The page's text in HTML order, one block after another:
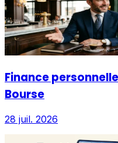
Finance
Bourse
28 juil. 2026